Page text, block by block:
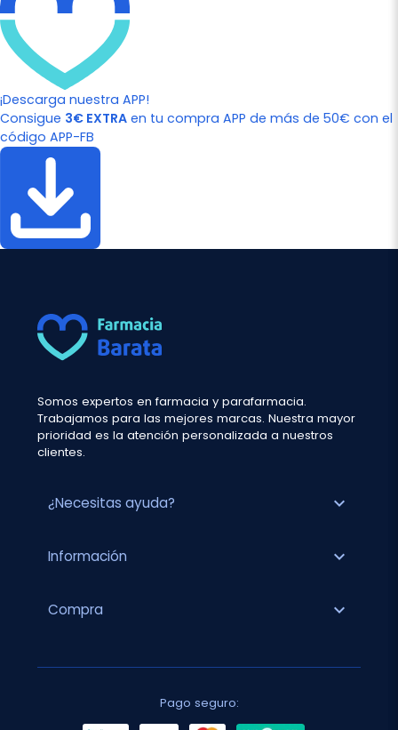
¡Descarga nuestra APP!
Consigue 3€ EXTRA en tu compra APP de más de 50€ con el
código APP-FB
Somos expertos en farmacia y parafarmacia.
Trabajamos para las mejores marcas. Nuestra mayor
prioridad es la atención personalizada a nuestros
clientes.
¿Necesitas ayuda? expand_more
Información expand_more
Compra expand_more
Pago seguro: